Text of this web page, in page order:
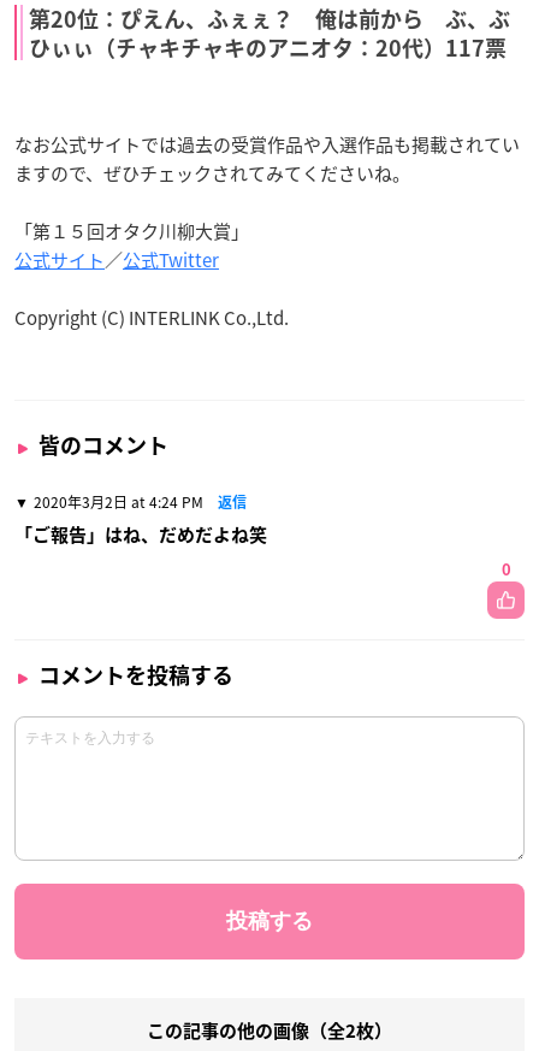
第20位：ぴえん、ふぇぇ？ 俺は前から ぶ、ぶ
ひぃぃ（チャキチャキのアニオタ：20代）117票
なお公式サイトでは過去の受賞作品や入選作品も掲載されてい
ますので、ぜひチェックされてみてくださいね。
「第１５回オタク川柳大賞」
公式サイト／公式Twitter
Copyright (C) INTERLINK Co.,Ltd.
皆のコメント
2020年3月2日 at 4:24 PM 返信
「ご報告」はね、だめだよね笑
0
コメントを投稿する
この記事の他の画像（全2枚）